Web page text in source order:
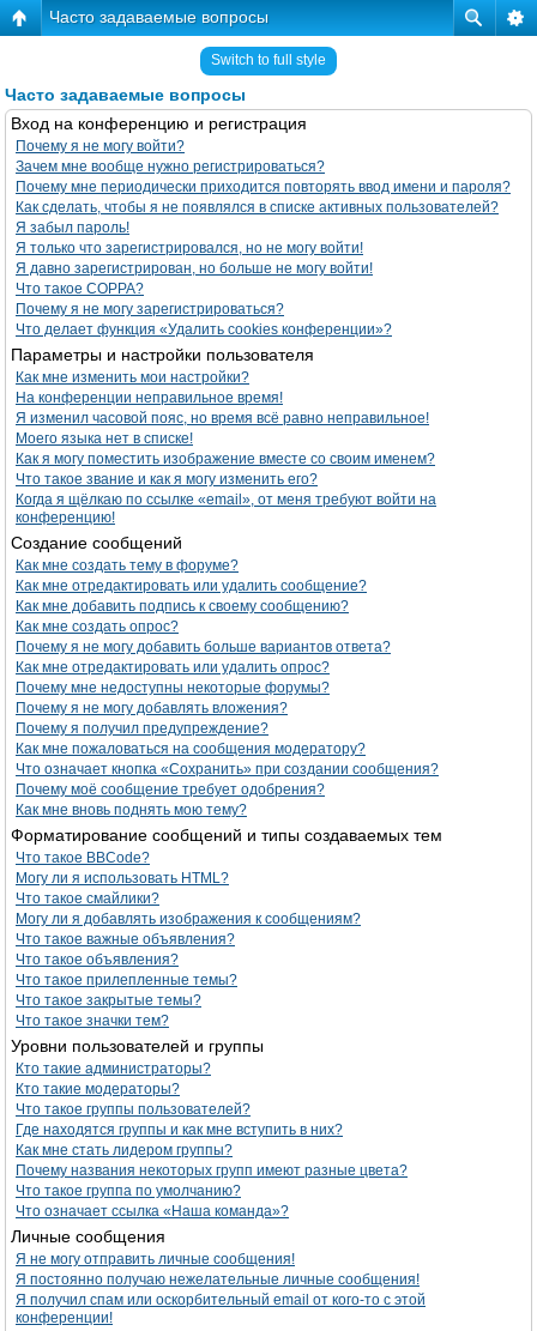
Часто задаваемые вопросы
Switch to full style
Часто задаваемые вопросы
Вход на конференцию и регистрация
Почему я не могу войти?
Зачем мне вообще нужно регистрироваться?
Почему мне периодически приходится повторять ввод имени и пароля?
Как сделать, чтобы я не появлялся в списке активных пользователей?
Я забыл пароль!
Я только что зарегистрировался, но не могу войти!
Я давно зарегистрирован, но больше не могу войти!
Что такое COPPA?
Почему я не могу зарегистрироваться?
Что делает функция «Удалить cookies конференции»?
Параметры и настройки пользователя
Как мне изменить мои настройки?
На конференции неправильное время!
Я изменил часовой пояс, но время всё равно неправильное!
Моего языка нет в списке!
Как я могу поместить изображение вместе со своим именем?
Что такое звание и как я могу изменить его?
Когда я щёлкаю по ссылке «email», от меня требуют войти на
конференцию!
Создание сообщений
Как мне создать тему в форуме?
Как мне отредактировать или удалить сообщение?
Как мне добавить подпись к своему сообщению?
Как мне создать опрос?
Почему я не могу добавить больше вариантов ответа?
Как мне отредактировать или удалить опрос?
Почему мне недоступны некоторые форумы?
Почему я не могу добавлять вложения?
Почему я получил предупреждение?
Как мне пожаловаться на сообщения модератору?
Что означает кнопка «Сохранить» при создании сообщения?
Почему моё сообщение требует одобрения?
Как мне вновь поднять мою тему?
Форматирование сообщений и типы создаваемых тем
Что такое BBCode?
Могу ли я использовать HTML?
Что такое смайлики?
Могу ли я добавлять изображения к сообщениям?
Что такое важные объявления?
Что такое объявления?
Что такое прилепленные темы?
Что такое закрытые темы?
Что такое значки тем?
Уровни пользователей и группы
Кто такие администраторы?
Кто такие модераторы?
Что такое группы пользователей?
Где находятся группы и как мне вступить в них?
Как мне стать лидером группы?
Почему названия некоторых групп имеют разные цвета?
Что такое группа по умолчанию?
Что означает ссылка «Наша команда»?
Личные сообщения
Я не могу отправить личные сообщения!
Я постоянно получаю нежелательные личные сообщения!
Я получил спам или оскорбительный email от кого-то с этой
конференции!